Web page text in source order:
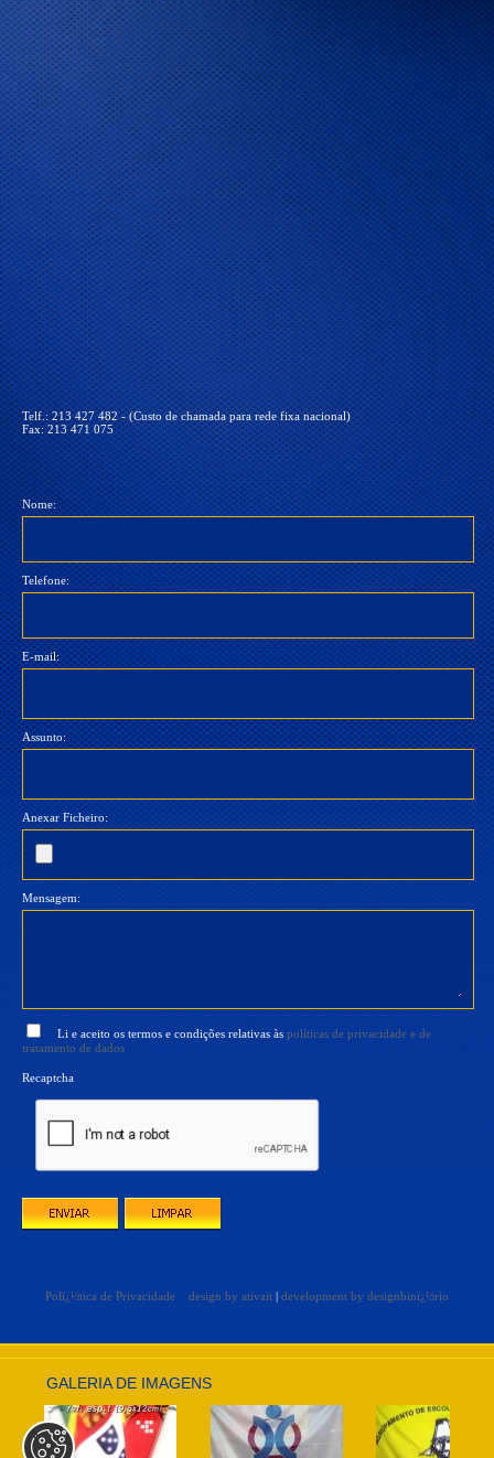
Telf.: 213 427 482 - (Custo de chamada para rede fixa nacional)
Fax: 213 471 075
Nome:
Telefone:
E-mail:
Assunto:
Anexar Ficheiro:
Mensagem:
Li e aceito os termos e condições relativas às políticas de privacidade e de
tratamento de dados
Recaptcha
Polï¿½tica de Privacidade design by ativait development by designbinï¿½rio
GALERIA DE IMAGENS